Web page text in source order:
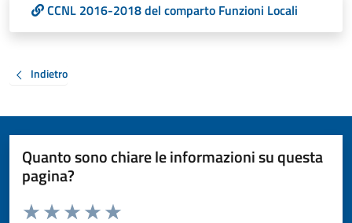
CCNL 2016-2018 del comparto Funzioni Locali
Indietro
Quanto sono chiare le informazioni su questa
pagina?
Valuta da 1 a 5 stelle la pagina